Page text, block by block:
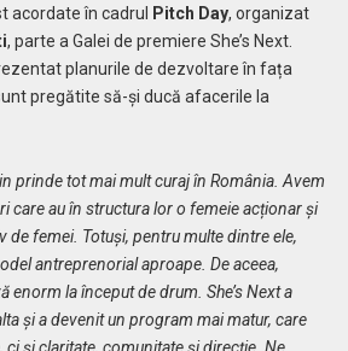
acordate în cadrul Pitch Day, organizat
, parte a Galei de premiere She’s Next.
planurile de dezvoltare în fața
pregătite să-și ducă afacerile la
prinde tot mai mult curaj în România. Avem
care au în structura lor o femeie acționar și
de femei. Totuși, pentru multe dintre ele,
antreprenorial aproape. De aceea,
enorm la început de drum. She’s Next a
și a devenit un program mai matur, care
ci și claritate, comunitate și direcție. Ne